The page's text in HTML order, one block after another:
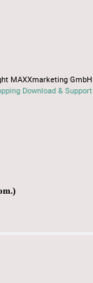
MAXXmarketing GmbH
Download & Support
.)